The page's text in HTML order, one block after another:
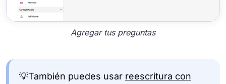
Agregar tus preguntas
💡También puedes usar reescritura con